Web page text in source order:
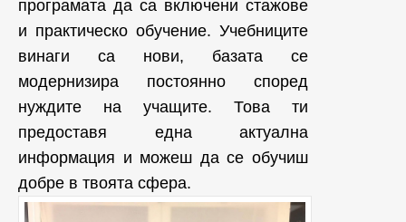
програмата да са включени стажове
и практическо обучение. Учебниците
винаги са нови, базата се
модернизира постоянно според
нуждите на учащите. Това ти
предоставя една актуална
информация и можеш да се обучиш
добре в твоята сфера.